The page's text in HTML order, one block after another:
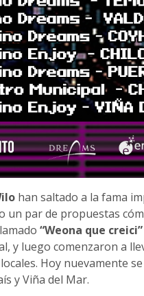
han saltado a la fama
un par de propuestas
“Weona que creici”
y luego comenzaron a
Hoy nuevamente
y Viña del Mar.